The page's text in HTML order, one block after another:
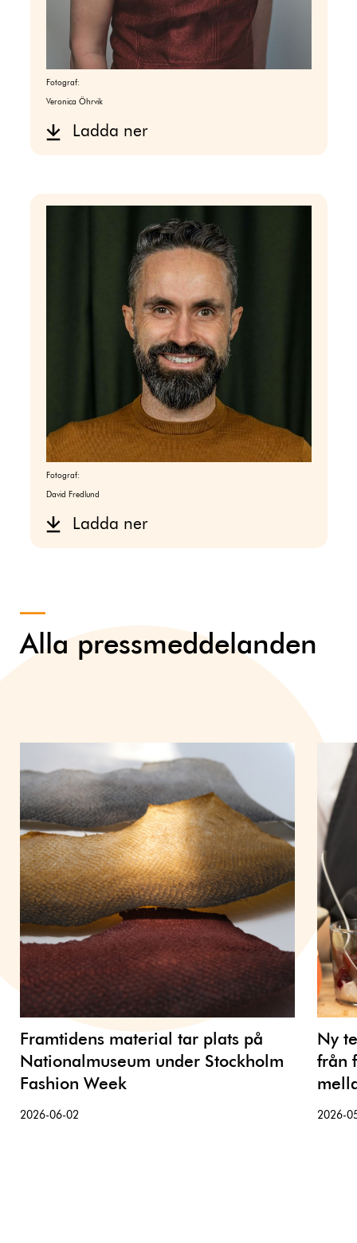
Fotograf:
Veronica Öhrvik
Ladda ner
Fotograf:
David Fredlund
Ladda ner
Alla pressmeddelanden
Framtidens material tar plats på
Nationalmuseum under Stockholm
Fashion Week
2026-06-02
Ny
från
2026-